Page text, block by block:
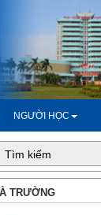
NGƯỜI HỌC
TRƯỜNG